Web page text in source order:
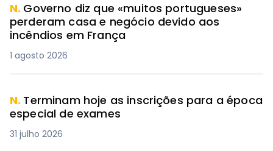
N. Governo diz que «muitos portugueses»
perderam casa e negócio devido aos
incêndios em França
1 agosto 2026
N. Terminam hoje as inscrições para a época
especial de exames
31 julho 2026